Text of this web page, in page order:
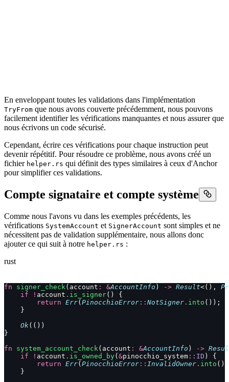
En enveloppant toutes les validations dans l'implémentation
TryFrom que nous avons couverte précédemment, nous pouvons
facilement identifier les vérifications manquantes et nous assurer que
nous écrivons un code sécurisé.
Cependant, écrire ces vérifications pour chaque instruction peut
devenir répétitif. Pour résoudre ce problème, nous avons créé un
fichier helper.rs qui définit des types similaires à ceux d'Anchor
pour simplifier ces validations.
Compte signataire et compte système
Comme nous l'avons vu dans les exemples précédents, les
vérifications SystemAccount et SignerAccount sont simples et ne
nécessitent pas de validation supplémentaire, nous allons donc
ajouter ce qui suit à notre helper.rs :
rust
fn signer_check (account : &AccountInfo ) -> Result<(),
    if
! account . is_signer() {
        return
Err(PinocchioError :: NotSigner . into ());
    }
    Ok
(())
}
fn system_account_check (account : &AccountInfo ) ->
    if
! account . is_owned_by(&pinocchio_system :: ID ) {
        return
Err(PinocchioError :: InvalidOwner . into
    }